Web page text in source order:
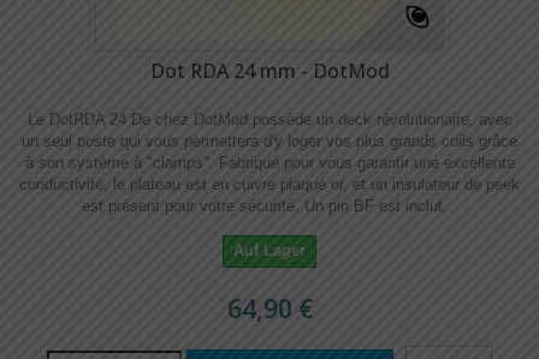
Dot RDA 24 mm - DotMod
Le DotRDA 24 De chez DotMod possède un deck révolutionaire, avec
un seul poste qui vous permettera d'y loger vos plus grands coils grâce
à son système à "clamps". Fabriqué pour vous garantir une excellente
conductivité, le plateau est en cuivre plaqué or, et un insulateur de peek
est présent pour votre sécurité. Un pin BF est inclut.
Auf Lager
64,90 €